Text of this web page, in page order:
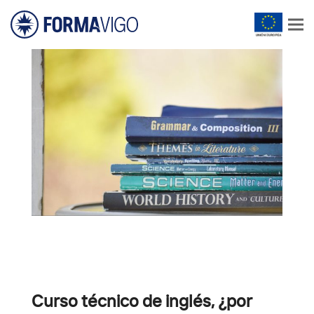
Curso técnico de inglés, ¿por